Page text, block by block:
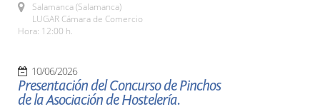
Salamanca (Salamanca)
LUGAR Cámara de Comercio
Hora: 12:00 h.
10/06/2026
Presentación del Concurso de Pinchos
de la Asociación de Hostelería.